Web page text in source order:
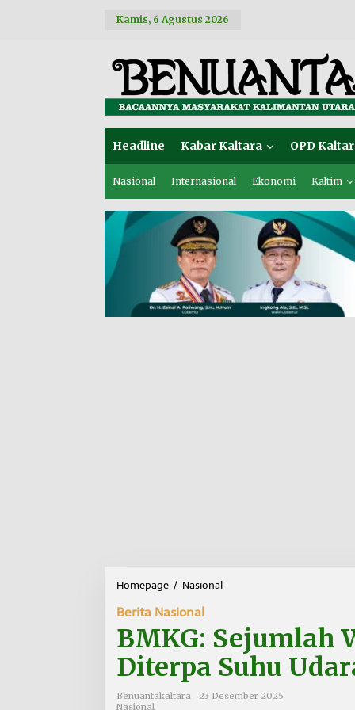
Kamis, 6 Agustus 2026
Headline Kabar Kaltara OPD
Nasional Internasional Ekonomi Kaltim
Homepage / Nasional
G
:
S
e
u
Berita Nasional
BMKG: Sejumlah
Diterpa Suhu
Benuantakaltara
23 Desember 2025
Nasional